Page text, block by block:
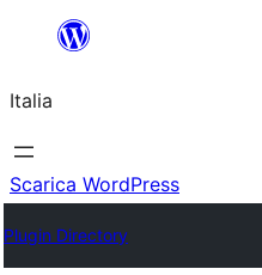
contenuto
Italia
Scarica WordPress
Plugin Directory